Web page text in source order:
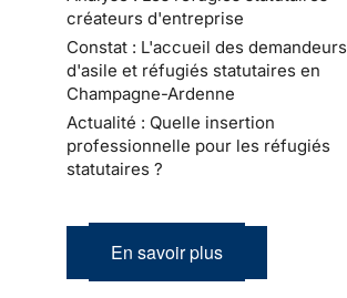
créateurs d'entreprise
Constat : L'accueil des demandeurs
d'asile et réfugiés statutaires en
Champagne-Ardenne
Actualité : Quelle insertion
professionnelle pour les réfugiés
statutaires ?
En savoir plus